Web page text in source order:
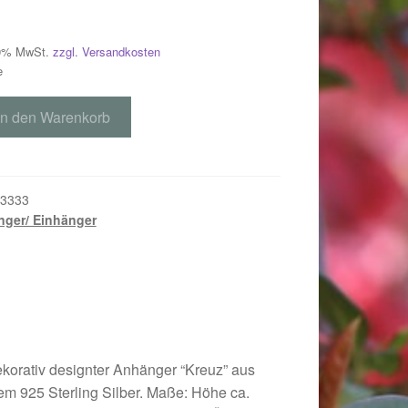
MwSt. zzgl. Versandkosten
den Warenkorb
Einhänger
designter Anhänger “Kreuz” aus
925 Sterling Silber. Maße: Höhe ca.